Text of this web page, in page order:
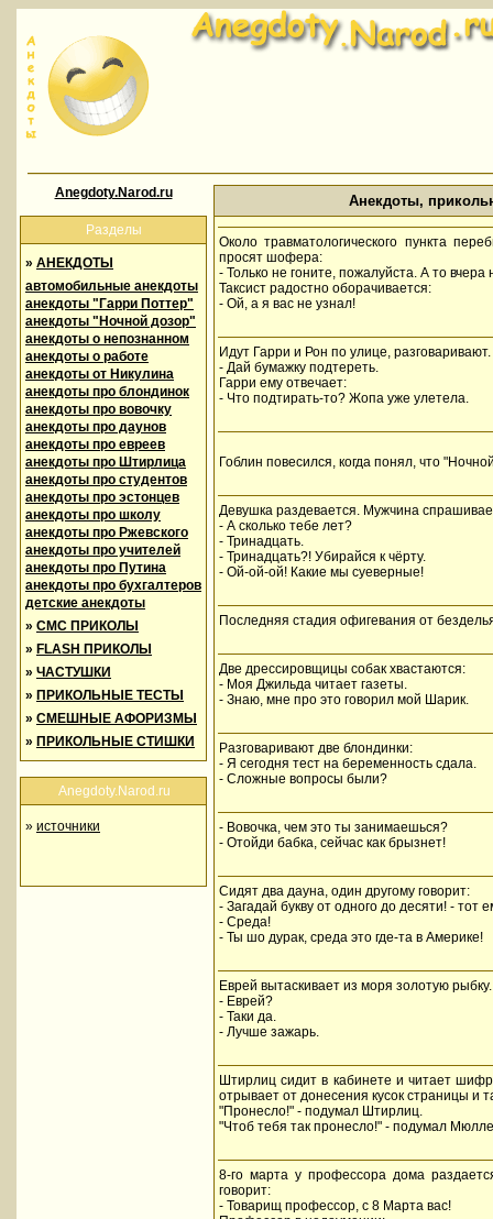
Anegdoty.Narod.ru
Разделы
» АНЕКДОТЫ
автомобильные анекдоты
анекдоты "Гарри Поттер"
анекдоты "Ночной дозор"
анекдоты о непознанном
анекдоты о работе
анекдоты от Никулина
анекдоты про блондинок
анекдоты про вовочку
анекдоты про даунов
анекдоты про евреев
анекдоты про Штирлица
анекдоты про студентов
анекдоты про эстонцев
анекдоты про школу
анекдоты про Ржевского
анекдоты про учителей
анекдоты про Путина
анекдоты про бухгалтеров
детские анекдоты
» СМС ПРИКОЛЫ
» FLASH ПРИКОЛЫ
» ЧАСТУШКИ
» ПРИКОЛЬНЫЕ ТЕСТЫ
» СМЕШНЫЕ АФОРИЗМЫ
» ПРИКОЛЬНЫЕ СТИШКИ
Anegdoty.Narod.ru
» источники
Анекдоты,
Около травматологического пункта
просят шофера:
- Только не гоните, пожалуйста. А то
Таксист радостно оборачивается:
- Ой, а я вас не узнал!
Идут Гарри и Рон по улице,
- Дай бумажку подтереть.
Гарри ему отвечает:
- Что подтирать-то? Жопа уже улетела.
Гоблин повесился, когда понял, что
Девушка раздевается. Мужчина
- А сколько тебе лет?
- Тринадцать.
- Тринадцать?! Убирайся к чёрту.
- Ой-ой-ой! Какие мы суеверные!
Последняя стадия офигевания от
Две дрессировщицы собак хвастаются:
- Моя Джильда читает газеты.
- Знаю, мне про это говорил мой Шарик.
Разговаривают две блондинки:
- Я сегодня тест на беременность сдала.
- Сложные вопросы были?
- Вовочка, чем это ты занимаешься?
- Отойди бабка, сейчас как брызнет!
Сидят два дауна, один другому говорит:
- Загадай букву от одного до десяти! - тот
- Среда!
- Ты шо дурак, среда это где-та в Америке!
Еврей вытаскивает из моря золотую
- Еврей?
- Таки да.
- Лучше зажарь.
Штирлиц сидит в кабинете и читает
отрывает от донесения кусок страницы и
"Пронесло!" - подумал Штирлиц.
"Чтоб тебя так пронесло!" - подумал
8-го марта у профессора дома
говорит:
- Товарищ профессор, с 8 Марта вас!